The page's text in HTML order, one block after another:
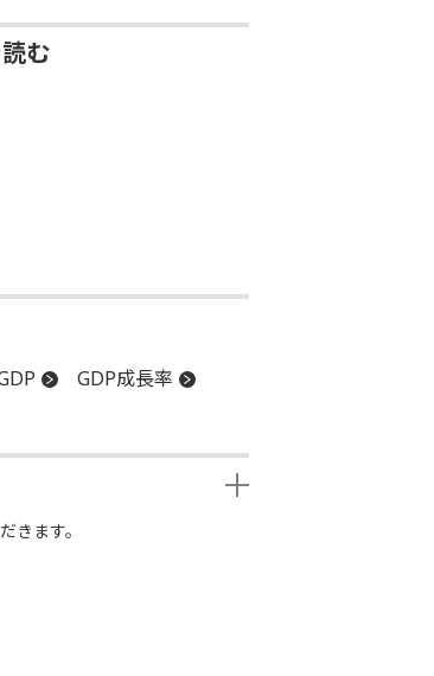
む
GDP成長率
きます。